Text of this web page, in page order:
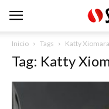
Inicio Tags Katty Xiomara
Tag: Katty